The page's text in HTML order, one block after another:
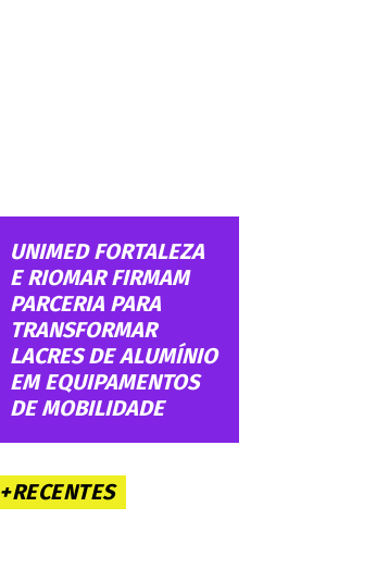
UNIMED FORTALEZA
E RIOMAR FIRMAM
PARCERIA PARA
TRANSFORMAR
LACRES DE ALUMÍNIO
EM EQUIPAMENTOS
DE MOBILIDADE
+RECENTES